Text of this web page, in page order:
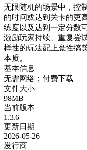
无限随机的场景中，控
的时间或达到关卡的更
练度以及达到一定分数
激励玩家持续、重复尝
样性的玩法配上魔性搞
本质。
基本信息
无需网络；付费下载
文件大小
98MB
当前版本
1.3.6
更新日期
2026-05-26
发行商